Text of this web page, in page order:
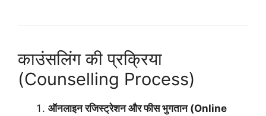
काउंसलिंग की प्रक्रिया
(Counselling Process)
ऑनलाइन रजिस्ट्रेशन और फीस भुगतान (Online